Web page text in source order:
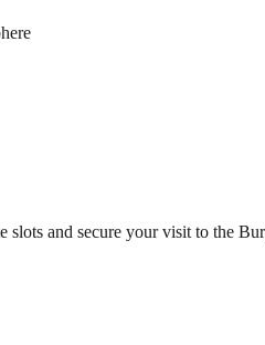
and secure your visit to the